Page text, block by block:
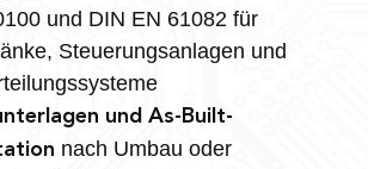
und DIN EN 61082 für
Steuerungsanlagen und
und As-Built-
nach Umbau oder